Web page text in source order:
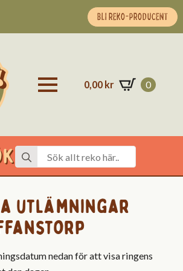
BLI REKO-PRODUCENT
0,00 kr 0
Search
for:
utlämningar
nedan för att visa ringens